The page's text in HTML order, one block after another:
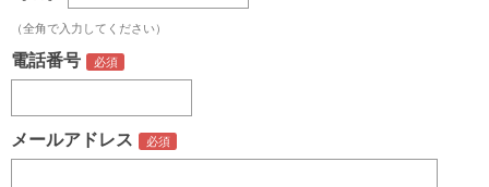
（全角で入力してください）
電話番号
メールアドレス